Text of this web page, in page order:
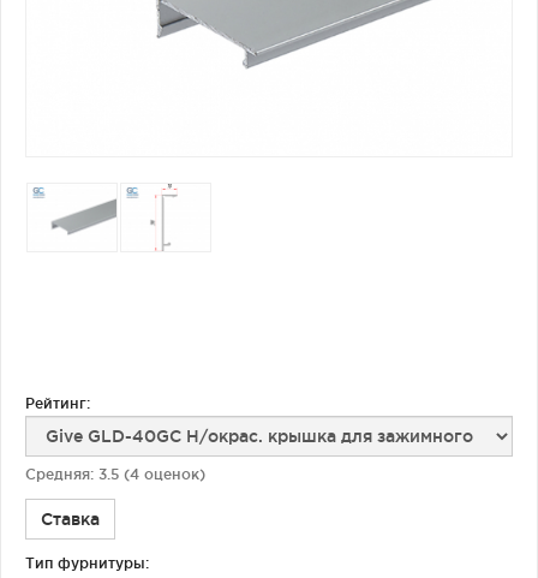
Рейтинг:
Средняя: 3.5 (4 оценок)
Ставка
Тип фурнитуры: